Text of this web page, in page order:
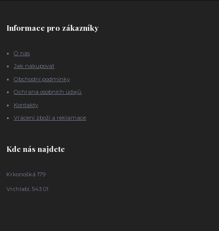
Informace pro zákazníky
O nás
Jak nakupovat
Obchodní podmínky
Ochrana osobních údajů
Kontakty
Vrácení zboží a reklamace
Kde nás najdete
Krkonošká 179
Vrchlabí, 543 01